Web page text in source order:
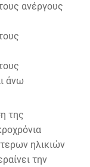
ανέργους
άνω
της
ηλικιών
την